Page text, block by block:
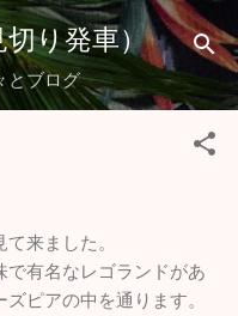
テンツに移動
切り発車）
とブログ
来ました。
有名なレゴランドがあ
ピアの中を通ります。